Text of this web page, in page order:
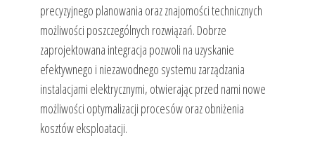
precyzyjnego planowania oraz znajomości technicznych
możliwości poszczególnych rozwiązań. Dobrze
zaprojektowana integracja pozwoli na uzyskanie
efektywnego i niezawodnego systemu zarządzania
instalacjami elektrycznymi, otwierając przed nami nowe
możliwości optymalizacji procesów oraz obniżenia
kosztów eksploatacji.